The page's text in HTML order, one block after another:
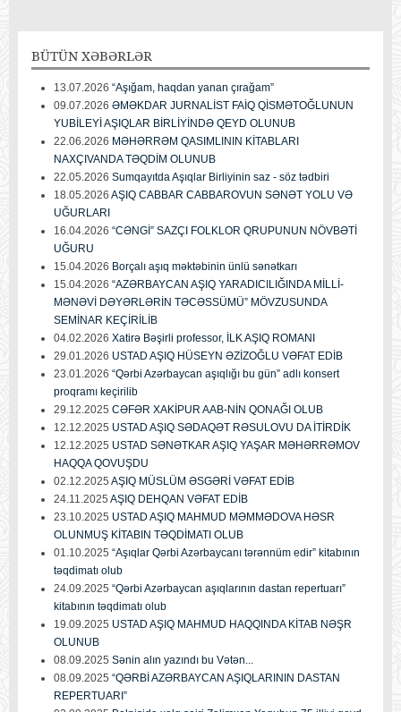
BÜTÜN XƏBƏRLƏR
13.07.2026 “Aşığam, haqdan yanan çırağam”
09.07.2026 ƏMƏKDAR JURNALİST FAİQ QİSMƏTOĞLUNUN
YUBİLEYİ AŞIQLAR BİRLİYİNDƏ QEYD OLUNUB
22.06.2026 MƏHƏRRƏM QASIMLININ KİTABLARI
NAXÇIVANDA TƏQDİM OLUNUB
22.05.2026 Sumqayıtda Aşıqlar Birliyinin saz - söz tədbiri
18.05.2026 AŞIQ CABBAR CABBAROVUN SƏNƏT YOLU VƏ
UĞURLARI
16.04.2026 “CƏNGİ” SAZÇI FOLKLOR QRUPUNUN NÖVBƏTİ
UĞURU
15.04.2026 Borçalı aşıq məktəbinin ünlü sənətkarı
15.04.2026 “AZƏRBAYCAN AŞIQ YARADICILIĞINDA MİLLİ-
MƏNƏVİ DƏYƏRLƏRİN TƏCƏSSÜMÜ” MÖVZUSUNDA
SEMİNAR KEÇİRİLİB
04.02.2026 Xatirə Bəşirli professor, İLK AŞIQ ROMANI
29.01.2026 USTAD AŞIQ HÜSEYN ƏZİZOĞLU VƏFAT EDİB
23.01.2026 “Qərbi Azərbaycan aşıqlığı bu gün” adlı konsert
proqramı keçirilib
29.12.2025 CƏFƏR XAKİPUR AAB-NİN QONAĞI OLUB
12.12.2025 USTAD AŞIQ SƏDAQƏT RƏSULOVU DA İTİRDİK
12.12.2025 USTAD SƏNƏTKAR AŞIQ YAŞAR MƏHƏRRƏMOV
HAQQA QOVUŞDU
02.12.2025 AŞIQ MÜSLÜM ƏSGƏRİ VƏFAT EDİB
24.11.2025 AŞIQ DEHQAN VƏFAT EDİB
23.10.2025 USTAD AŞIQ MAHMUD MƏMMƏDOVA HƏSR
OLUNMUŞ KİTABIN TƏQDİMATI OLUB
01.10.2025 “Aşıqlar Qərbi Azərbaycanı tərənnüm edir” kitabının
təqdimatı olub
24.09.2025 “Qərbi Azərbaycan aşıqlarının dastan repertuarı”
kitabının təqdimatı olub
19.09.2025 USTAD AŞIQ MAHMUD HAQQINDA KİTAB NƏŞR
OLUNUB
08.09.2025 Sənin alın yazındı bu Vətən...
08.09.2025 “QƏRBİ AZƏRBAYCAN AŞIQLARININ DASTAN
REPERTUARI”